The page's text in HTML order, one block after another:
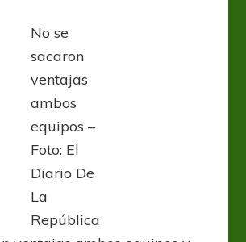
No se
sacaron
ventajas
ambos
equipos –
Foto: El
Diario De
La
República